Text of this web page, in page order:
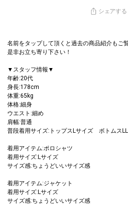
シェアする
名前をタップして頂くと過去の商品紹介もご
是非お立ち寄り下さい！
▼スタッフ情報▼
年齢:20代
身長:178cm
体重:65kg
体格:細身
ウエスト:細め
肩幅:普通
普段着用サイズ:トップスLサイズ ボトムス
着用アイテム:ポロシャツ
着用サイズ:Lサイズ
サイズ感:ちょうどいいサイズ感
着用アイテム:ジャケット
着用サイズ:Lサイズ
サイズ感:ちょうどいいサイズ感